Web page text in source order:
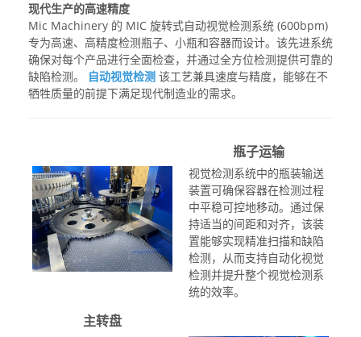
现代生产的高速精度
Mic Machinery 的 MIC 旋转式自动视觉检测系统 (600bpm)
专为高速、高精度检测瓶子、小瓶和容器而设计。该先进系统
确保对每个产品进行全面检查，并通过全方位检测提供可靠的
缺陷检测。
自动视觉检测 该工艺兼具速度与精度，能够在不
牺牲质量的前提下满足现代制造业的需求。
瓶子运输
视觉检测系统中的瓶装输送
装置可确保容器在检测过程
中平稳可控地移动。通过保
持适当的间距和对齐，该装
置能够实现精准扫描和缺陷
检测，从而支持自动化视觉
检测并提升整个视觉检测系
统的效率。
主转盘